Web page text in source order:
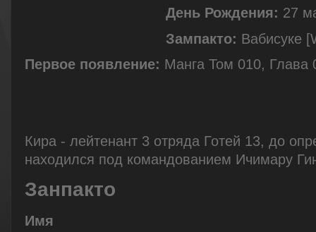
День Рождения: 27
Зампакто: Вабисуке
Первое появление: Манга Том 010, Глава
Кира - лейтенант 3 отряда Готей 13, до
находился под командованием Ичимару
Занпакто
Имя